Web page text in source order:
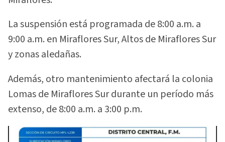
La suspensión está programada de 8:00 a.m. a
9:00 a.m. en Miraflores Sur, Altos de Miraflores Sur
y zonas aledañas.
Además, otro mantenimiento afectará la colonia
Lomas de Miraflores Sur durante un período más
extenso, de 8:00 a.m. a 3:00 p.m.